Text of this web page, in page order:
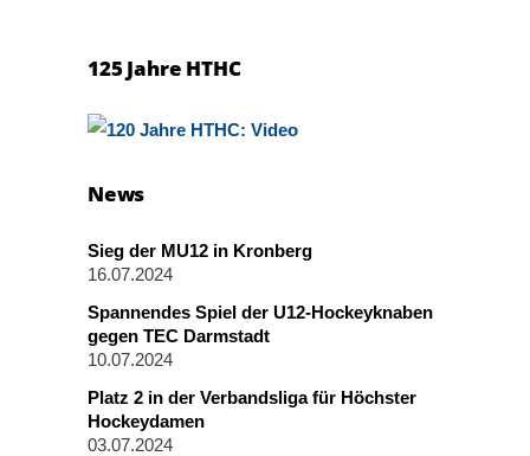
125 Jahre HTHC
News
Sieg der MU12 in Kronberg
16.07.2024
Spannendes Spiel der U12-Hockeyknaben
gegen TEC Darmstadt
10.07.2024
Platz 2 in der Verbandsliga für Höchster
Hockeydamen
03.07.2024